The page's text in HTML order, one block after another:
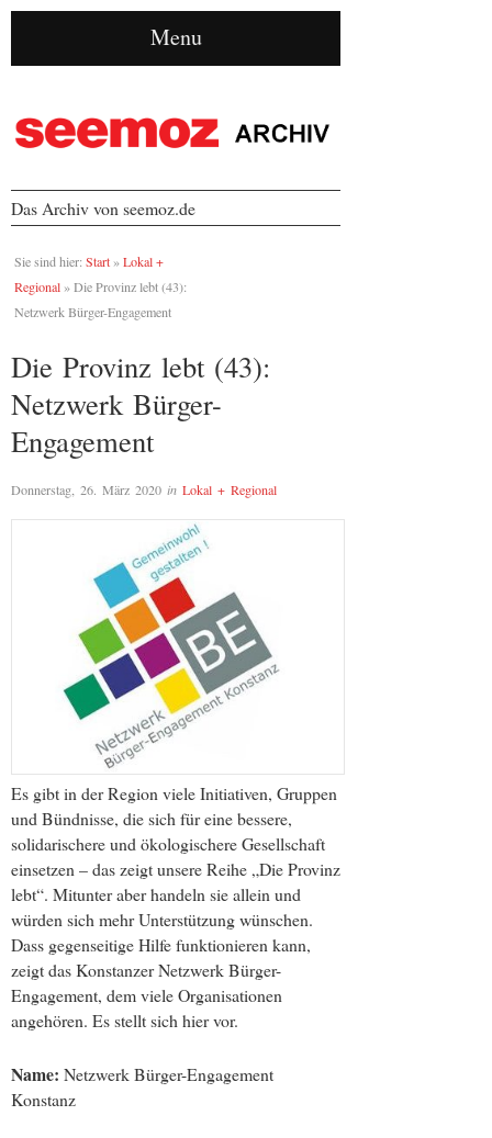
Menu
Das Archiv von seemoz.de
Sie sind hier: Start » Lokal +
Regional » Die Provinz lebt (43):
Netzwerk Bürger-Engagement
Die Provinz lebt (43):
Netzwerk Bürger-
Engagement
Donnerstag, 26. März 2020 in Lokal + Regional
Es gibt in der Region viele Initiativen, Gruppen
und Bündnisse, die sich für eine bessere,
solidarischere und ökologischere Gesellschaft
einsetzen – das zeigt unsere Reihe „Die Provinz
lebt“. Mitunter aber handeln sie allein und
würden sich mehr Unterstützung wünschen.
Dass gegenseitige Hilfe funktionieren kann,
zeigt das Konstanzer Netzwerk Bürger-
Engagement, dem viele Organisationen
angehören. Es stellt sich hier vor.
Name: Netzwerk Bürger-Engagement
Konstanz